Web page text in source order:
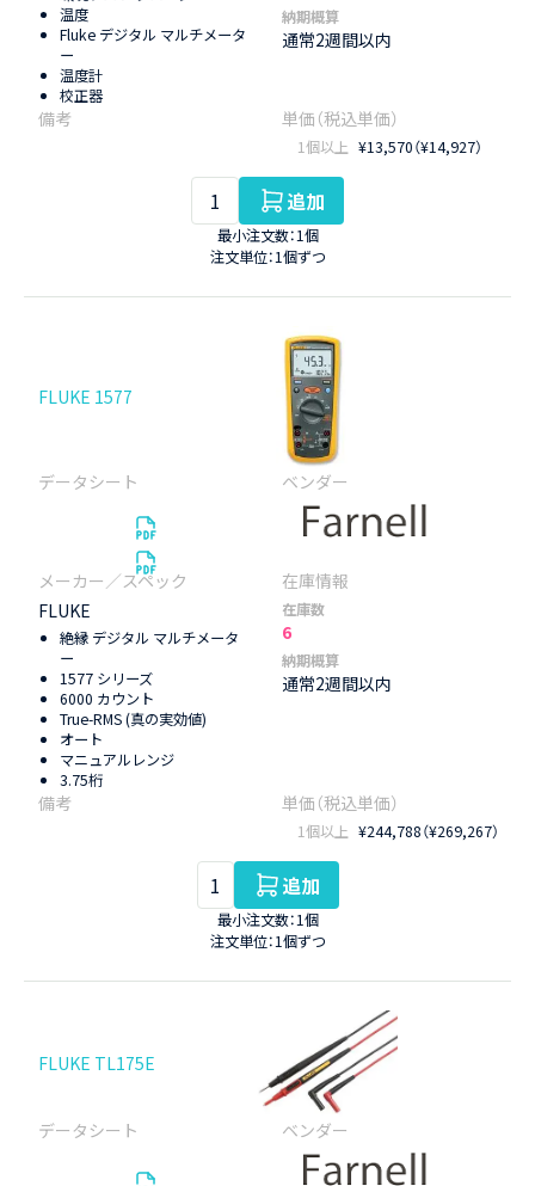
温度
Fluke デジタル マルチメータ
ー
温度計
校正器
納期概算
通常2週間以内
1個以上 ¥13,570（¥14,927）
追加
最小注文数：1個
注文単位：1個ずつ
FLUKE 1577
FLUKE
絶縁 デジタル マルチメータ
ー
1577 シリーズ
6000 カウント
True-RMS (真の実効値)
オート
マニュアルレンジ
3.75桁
在庫数
6
納期概算
通常2週間以内
1個以上 ¥244,788（¥269,267）
追加
最小注文数：1個
注文単位：1個ずつ
FLUKE TL175E